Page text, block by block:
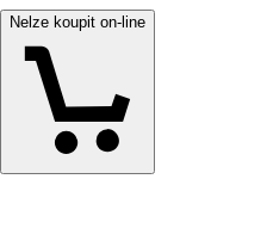
Nelze koupit on-line